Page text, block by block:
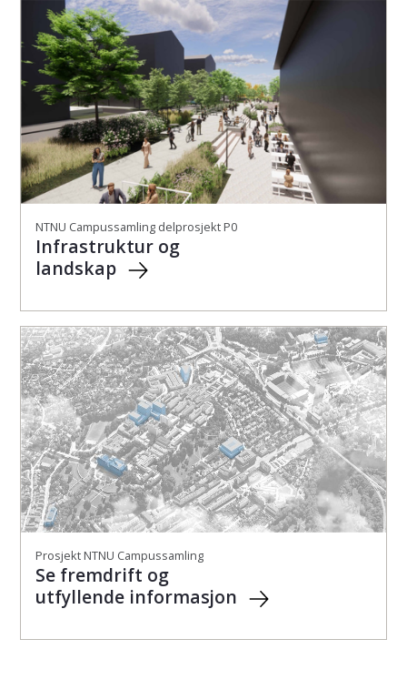
NTNU Campussamling delprosjekt P0
Infrastruktur og
landskap
Prosjekt NTNU Campussamling
Se fremdrift og
utfyllende informasjon